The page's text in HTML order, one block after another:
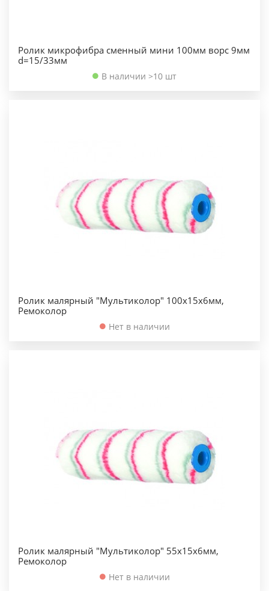
Ролик микрофибра сменный мини 100мм ворс 9мм
d=15/33мм
В наличии >10 шт
Ролик малярный "Мультиколор" 100х15х6мм,
Ремоколор
Нет в наличии
Ролик малярный "Мультиколор" 55х15х6мм,
Ремоколор
Нет в наличии